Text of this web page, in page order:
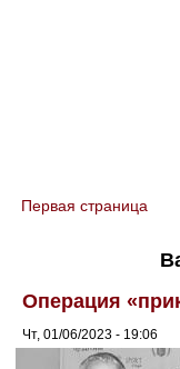
You are here
Первая страница
Операция
Чт, 01/06/2023 - 19:06